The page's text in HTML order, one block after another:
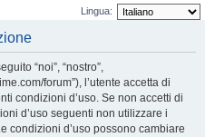
Lingua:
“noi”, “nostro”,
forum”), l’utente accetta di
condizioni d’uso. Se non accetti di
d’uso seguenti non utilizzare i
condizioni d’uso possono cambiare